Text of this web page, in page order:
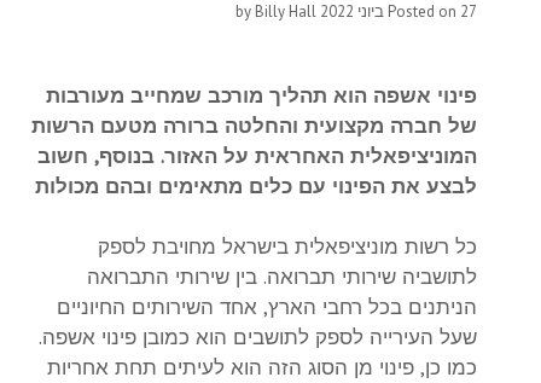
Posted on 27 ביוני 2022 by
Billy Hall
פינוי אשפה הוא תהליך מורכב שמחייב מעורבות
של חברה מקצועית והחלטה ברורה מטעם הרשות
המוניציפאלית האחראית על האזור. בנוסף, חשוב
לבצע את הפינוי עם כלים מתאימים ובהם מכולות
כל רשות מוניציפאלית בישראל מחויבת לספק
לתושביה שירותי תברואה. בין שירותי התברואה
הניתנים בכל רחבי הארץ, אחד השירותים החיוניים
שעל העירייה לספק לתושבים הוא כמובן פינוי אשפה.
כמו כן, פינוי מן הסוג הזה הוא לעיתים תחת אחריות